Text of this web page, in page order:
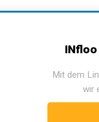
Mit dem
wir